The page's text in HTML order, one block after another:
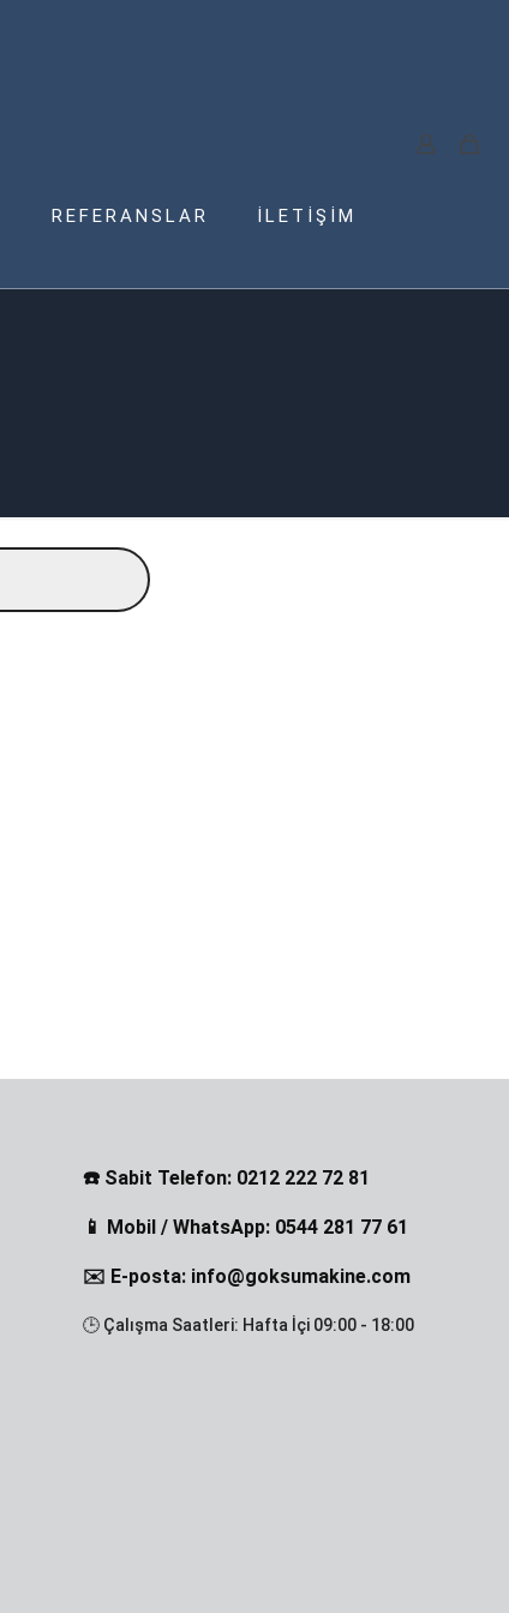
REFERANSLAR İLETİŞİM
☎️ Sabit Telefon: 0212 222 72 81
📱 Mobil / WhatsApp: 0544 281 77 61
✉️ E-posta: info@goksumakine.com
🕒 Çalışma Saatleri: Hafta İçi 09:00 - 18:00